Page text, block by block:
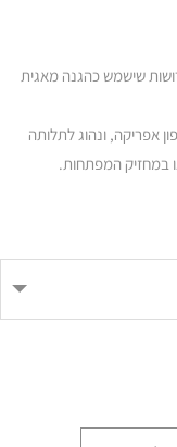
שישמש כהגנה מאגית
אפריקה, ונהוג לתלותה
במחזיק המפתחות.